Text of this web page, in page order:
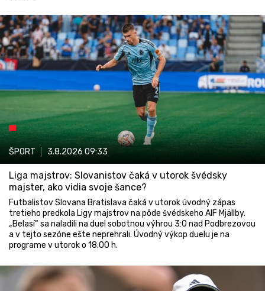
ŠPORT 3.8.2026 09:33
Liga majstrov: Slovanistov čaká v utorok švédsky
majster, ako vidia svoje šance?
Futbalistov Slovana Bratislava čaká v utorok úvodný zápas
tretieho predkola Ligy majstrov na pôde švédskeho AIF Mjällby.
„Belasí“ sa naladili na duel sobotnou výhrou 3:0 nad Podbrezovou
a v tejto sezóne ešte neprehrali. Úvodný výkop duelu je na
programe v utorok o 18.00 h.